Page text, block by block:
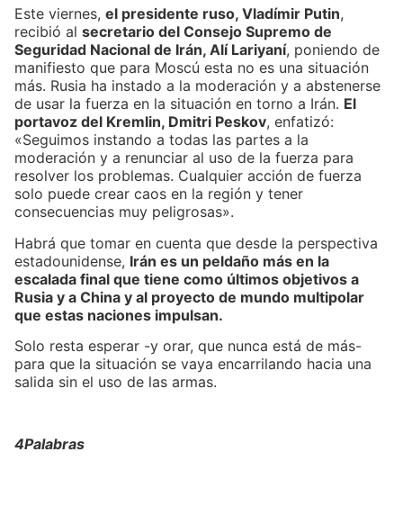
Este viernes, el presidente ruso, Vladímir Putin,
recibió al secretario del Consejo Supremo de
Seguridad Nacional de Irán, Alí Lariyaní, poniendo de
manifiesto que para Moscú esta no es una situación
más. Rusia ha instado a la moderación y a abstenerse
de usar la fuerza en la situación en torno a Irán. El
portavoz del Kremlin, Dmitri Peskov, enfatizó:
«Seguimos instando a todas las partes a la
moderación y a renunciar al uso de la fuerza para
resolver los problemas. Cualquier acción de fuerza
solo puede crear caos en la región y tener
consecuencias muy peligrosas».
Habrá que tomar en cuenta que desde la perspectiva
estadounidense, Irán es un peldaño más en la
escalada final que tiene como últimos objetivos a
Rusia y a China y al proyecto de mundo multipolar
que estas naciones impulsan.
Solo resta esperar -y orar, que nunca está de más-
para que la situación se vaya encarrilando hacia una
salida sin el uso de las armas.
4Palabras